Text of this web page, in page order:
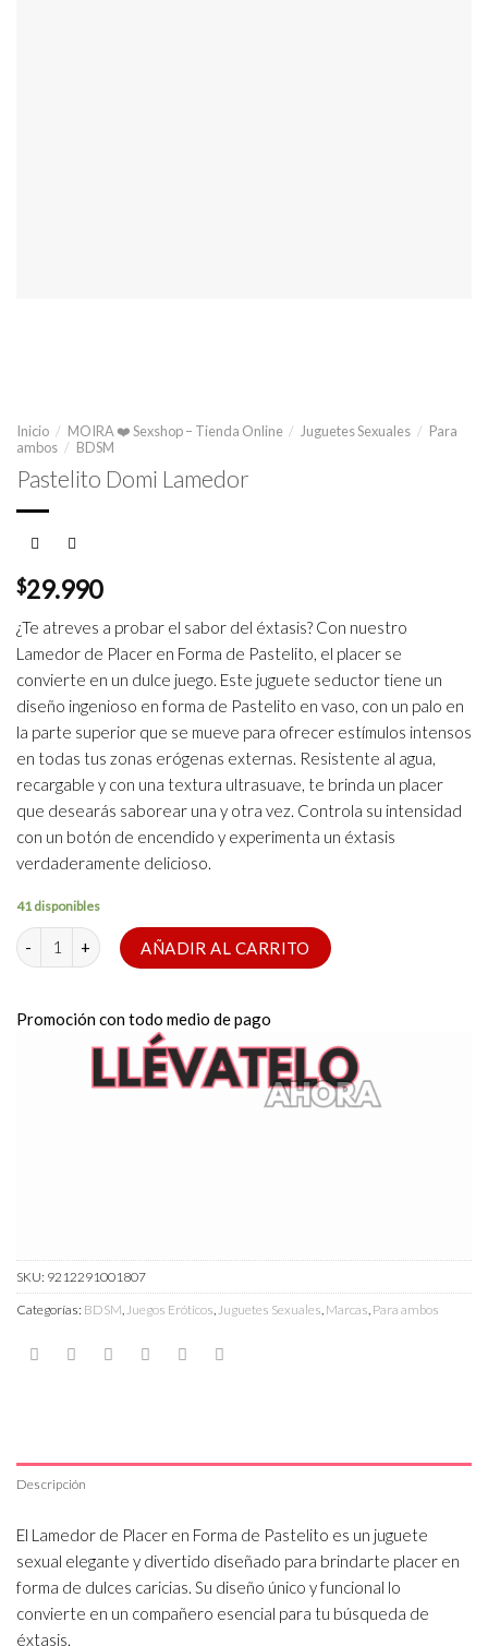
Inicio / MOIRA ❤️ Sexshop – Tienda Online / Juguetes Sexuales / Para
ambos / BDSM
Pastelito Domi Lamedor
$29.990
¿Te atreves a probar el sabor del éxtasis? Con nuestro
Lamedor de Placer en Forma de Pastelito, el placer se
convierte en un dulce juego. Este juguete seductor tiene un
diseño ingenioso en forma de Pastelito en vaso, con un palo en
la parte superior que se mueve para ofrecer estímulos intensos
en todas tus zonas erógenas externas. Resistente al agua,
recargable y con una textura ultrasuave, te brinda un placer
que desearás saborear una y otra vez. Controla su intensidad
con un botón de encendido y experimenta un éxtasis
verdaderamente delicioso.
41 disponibles
Pastelito Domi Lamedor cantidad
AÑADIR AL CARRITO
Promoción con todo medio de pago
SKU: 9212291001807
Categorías: BDSM,Juegos Eróticos,Juguetes Sexuales, Marcas, Para ambos
Descripción
El Lamedor de Placer en Forma de Pastelito es un juguete
sexual elegante y divertido diseñado para brindarte placer en
forma de dulces caricias. Su diseño único y funcional lo
convierte en un compañero esencial para tu búsqueda de
éxtasis.